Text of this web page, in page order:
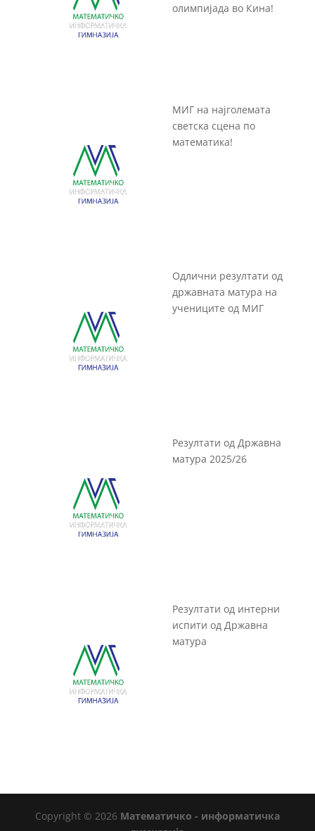
олимпијада во Кина!
МИГ на најголемата
светска сцена по
математика!
Одлични резултати од
државната матура на
учениците од МИГ
Резултати од Државна
матура 2025/26
Резултати од интерни
испити од Државна
матура
Copyright © 2026 Математичко - информатичка